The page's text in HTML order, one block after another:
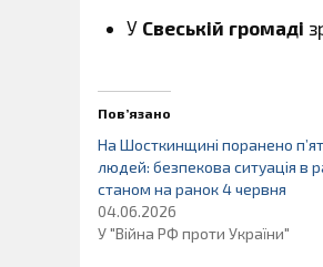
У Свеській громаді
Пов’язано
На Шосткинщині поранено
людей: безпекова ситуація в
станом на ранок 4 червня
04.06.2026
У "Війна РФ проти України"